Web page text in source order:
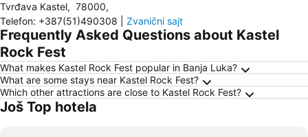
Tvrđava Kastel, 78000,
Telefon: +387(51)490308 Zvanični sajt
Frequently Asked Questions about Kastel
Rock Fest
What makes Kastel Rock Fest popular in Banja Luka?
What are some stays near Kastel Rock Fest?
Which other attractions are close to Kastel Rock Fest?
Još Top hotela